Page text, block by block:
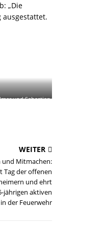
„Die
und Sebastian
WEITER
und Mitmachen:
Tag der offenen
und ehrt
jährigen aktiven
der Feuerwehr